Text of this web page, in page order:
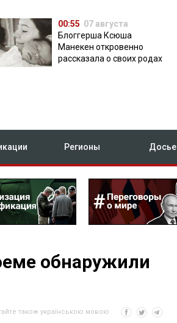
00:55 07 августа
Блоггерша Ксюша
Манекен откровенно
рассказала о своих родах
Регионы Досье
обнаружили
також українською мовою